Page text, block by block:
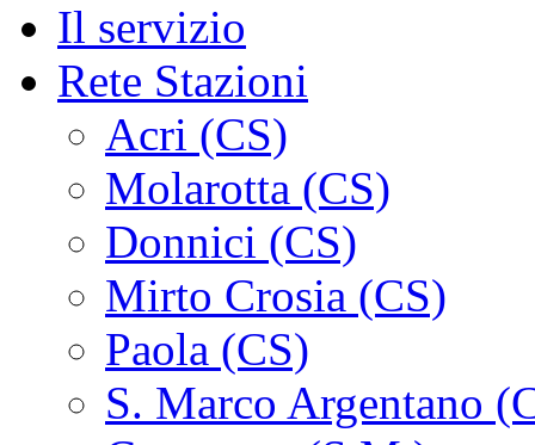
Il servizio
Rete Stazioni
Acri (CS)
Molarotta (CS)
Donnici (CS)
Mirto Crosia (CS)
Paola (CS)
S. Marco Argentano